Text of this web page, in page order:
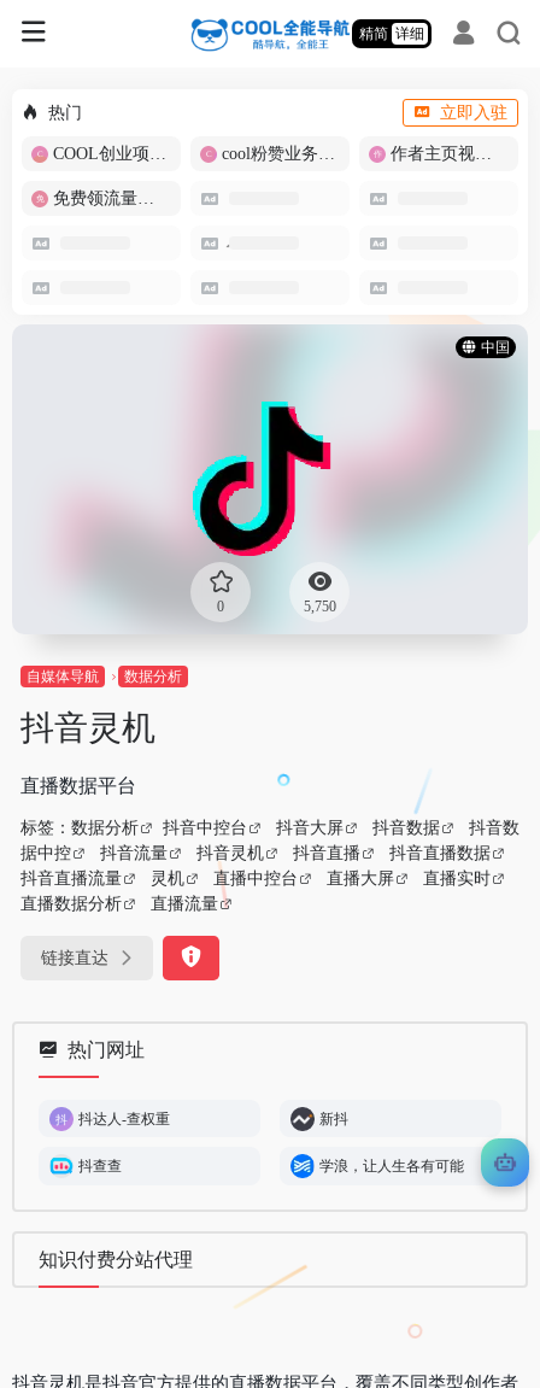
精简 详细
热门 立即入驻
COOL创业项目商城 cool粉赞业务商城【爆粉引流】 作者主页视频批量提取
免费领流量卡-包邮
中国
0 5,750
自媒体导航 数据分析
抖音灵机
直播数据平台
标签： 数据分析 抖音中控台 抖音大屏 抖音数据
抖音数
据中控
抖音流量 抖音灵机 抖音直播
抖音直播数据
抖音直播流量
灵机 直播中控台 直播大屏
直播实时
直播数据分析
直播流量
链接直达
热门网址
抖达人-查权重 新抖
抖查查 学浪，让人生各有可能
知识付费分站代理
抖音灵机是抖音官方提供的直播数据平台，覆盖不同类型创作者